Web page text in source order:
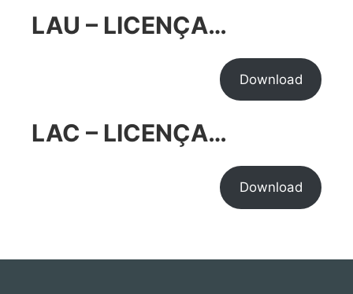
LAU – LICENÇA…
Download
LAC – LICENÇA…
Download